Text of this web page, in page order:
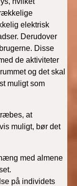
elektrisk
Derudover
Disse
de aktiviteter
og det skal
muligt som
at
muligt, bør det
med almene
på individets